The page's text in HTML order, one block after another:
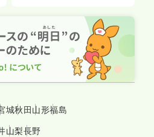
城秋田山形福島
山梨長野